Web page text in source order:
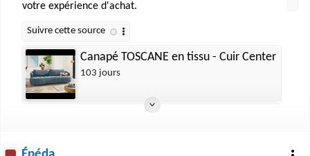
votre expérience d'achat.
Canapé TOSCANE en tissu - Cuir Center
103 jours